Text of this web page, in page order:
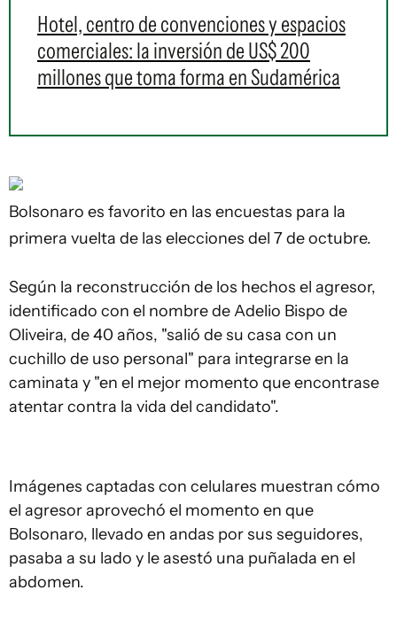
Hotel, centro de convenciones y espacios
comerciales: la inversión de US$ 200
millones que toma forma en Sudamérica
Bolsonaro es favorito en las encuestas para la
primera vuelta de las elecciones del 7 de octubre.
Según la reconstrucción de los hechos el agresor,
identificado con el nombre de Adelio Bispo de
Oliveira, de 40 años, "salió de su casa con un
cuchillo de uso personal" para integrarse en la
caminata y "en el mejor momento que encontrase
atentar contra la vida del candidato".
Imágenes captadas con celulares muestran cómo
el agresor aprovechó el momento en que
Bolsonaro, llevado en andas por sus seguidores,
pasaba a su lado y le asestó una puñalada en el
abdomen.